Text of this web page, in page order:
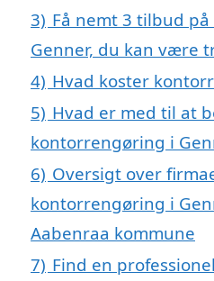
3) Få nemt 3 tilbud
Genner, du kan være
4) Hvad koster
5) Hvad er med til at
kontorrengøring i
6) Oversigt over
kontorrengøring i
Aabenraa kommune
7) Find en